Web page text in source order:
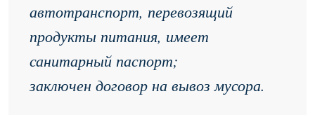
автотранспорт, перевозящий
продукты питания, имеет
санитарный паспорт;
заключен договор на вывоз мусора.